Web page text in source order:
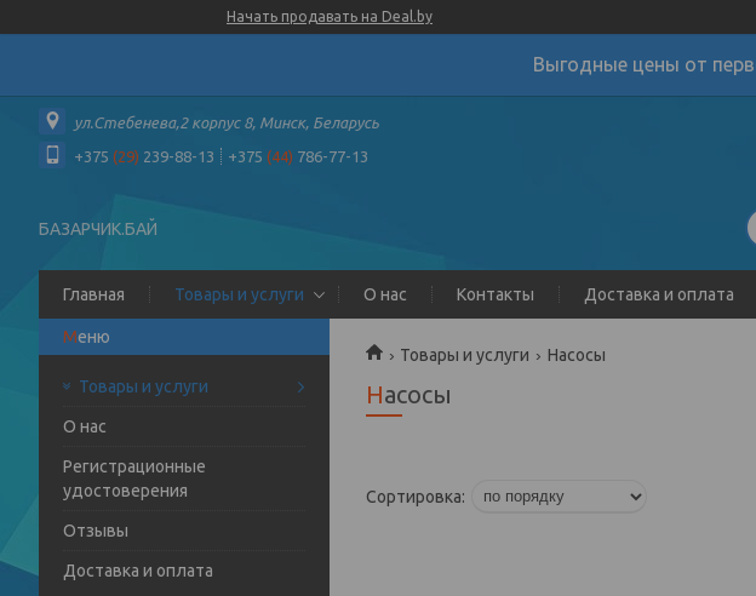
Начать продавать на Deal.by
Выгодные цены от
ул.Стебенева,2 корпус 8, Минск, Беларусь
+375 (29) 239-88-13 +375 (44) 786-77-13
БАЗАРЧИК.БАЙ
Главная Товары и услуги О нас Контакты Доставка и оплата
Товары и услуги
О нас
Регистрационные
удостоверения
Отзывы
Доставка и оплата
Товары и услуги Насосы
Насосы